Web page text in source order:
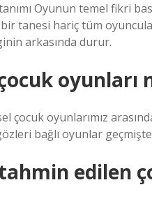
Oyunun temel fikri
bir tanesi hariç tüm
arkasında durur.
oyunları
çocuk oyunlarımız
bağlı oyunlar geçmişte
tahmin edilen